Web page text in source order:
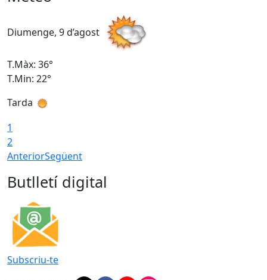
Diumenge, 9 d’agost
T.Màx: 36°
T.Min: 22°
Tarda
1
2
AnteriorSegüent
Butlletí digital
Subscriu-te